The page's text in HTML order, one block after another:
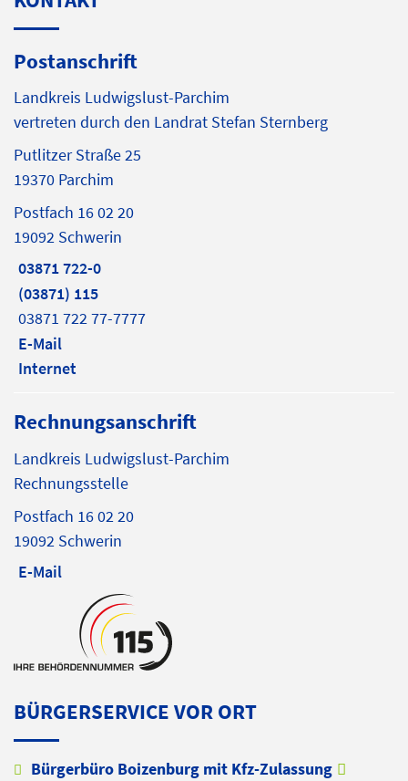
Postanschrift
Landkreis Ludwigslust-Parchim
vertreten durch den Landrat Stefan Sternberg
Putlitzer Straße 25
19370 Parchim
Postfach 16 02 20
19092 Schwerin
03871 722-0
(03871) 115
03871 722 77-7777
E-Mail
Internet
Rechnungsanschrift
Landkreis Ludwigslust-Parchim
Rechnungsstelle
Postfach 16 02 20
19092 Schwerin
E-Mail
BÜRGERSERVICE VOR ORT
Bürgerbüro Boizenburg mit Kfz-Zulassung